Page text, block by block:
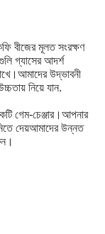
বীজের মূলত সংরক্ষণ
গ্যাসের আদর্শ
উদ্ভাবনী
নিয়ে যান.
গেম-চেঞ্জার।আপনার
দেয়আমাদের উন্নত